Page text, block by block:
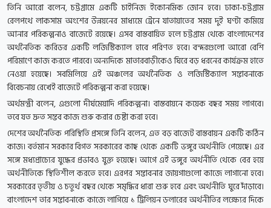
তিনি আরো বলেন, চট্টগ্রামে একটি চাইনিজ ইকোনমিক জোন হবে। ঢাকা-চট্টগ্রাম
রেলপথে লাকসাম অংশের উন্নয়নের মাধ্যমে ট্রেনে যাতায়াতের সময় দুই ঘণ্টা কমিয়ে
আনার পরিকল্পনাও বাজেটে রয়েছে। এসব বাস্তবায়িত হলে চট্টগ্রাম থেকে বাংলাদেশের
অর্থনৈতিক করিডর একটি লজিস্টিক্যাল হাবে পরিণত হবে। বন্দরগুলো আরো বেশি
পরিমাণে কাজ করতে পারবে। অন্যদিকে মাতারবাড়ীকেও ঘিরে বড় ধরনের কার্যক্রম হাতে
নেওয়া হয়েছে। সবমিলিয়ে এই অঞ্চলের অর্থনৈতিক ও লজিস্টিক্যাল সম্ভাবনাকে
বিবেচনায় রেখেই বাজেটে পরিকল্পনা করা হয়েছে।
অর্থমন্ত্রী বলেন, এগুলো দীর্ঘমেয়াদি পরিকল্পনা। বাস্তবায়নে কয়েক বছর সময় লাগবে।
তবে যত দ্রুত সম্ভব কাজ শুরু করার চেষ্টা করা হবে।
দেশের অর্থনৈতিক পরিস্থিতি প্রসঙ্গে তিনি বলেন, এত বড় বাজেট বাস্তবায়ন একটি কঠিন
কাজ। বর্তমান সরকার বিগত সরকারের কাছ থেকে একটি ভঙ্গুর অর্থনীতি পেয়েছে। এর
সঙ্গে মধ্যপ্রাচ্যের যুদ্ধের প্রভাবও যুক্ত হয়েছে। আগে এই ভঙ্গুর অর্থনীতি থেকে বের হয়ে
অর্থনীতিকে স্থিতিশীল করতে হবে। এরপর সম্ভাবনার জায়গাগুলো কাজে লাগানো হবে।
সরকারের তৃতীয় ও চতুর্থ বছর থেকে সমৃদ্ধির ধারা শুরু হবে এবং অর্থনীতি ঘুরে দাঁড়াবে।
বাংলাদেশ তার সম্ভাবনাকে কাজে লাগিয়ে ১ ট্রিলিয়ন ডলারের অর্থনীতির লক্ষ্যের দিকে